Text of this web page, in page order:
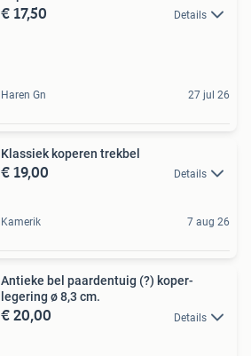
€ 17,50 Details
Haren Gn 27 jul 26
Klassiek koperen trekbel
€ 19,00 Details
Kamerik 7 aug 26
Antieke bel paardentuig (?) koper-
legering ø 8,3 cm.
€ 20,00 Details